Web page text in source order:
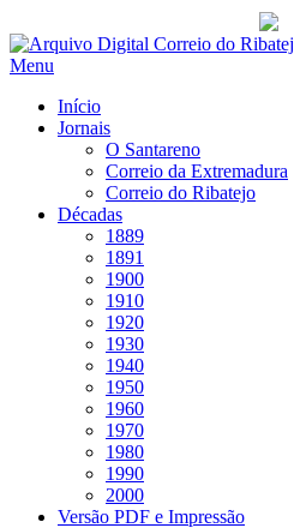
Saltar
para
Menu
Início
Jornais
O Santareno
Correio da Extremadura
Correio do Ribatejo
Décadas
1889
1891
1900
1910
1920
1930
1940
1950
1960
1970
1980
1990
2000
Versão PDF e Impressão